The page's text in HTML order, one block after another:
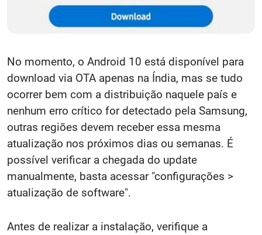
No momento, o Android 10 está disponível para
download via OTA apenas na Índia, mas se tudo
ocorrer bem com a distribuição naquele país e
nenhum erro crítico for detectado pela Samsung,
outras regiões devem receber essa mesma
atualização nos próximos dias ou semanas. É
possível verificar a chegada do update
manualmente, basta acessar "configurações >
atualização de software".
Antes de realizar a instalação, verifique a